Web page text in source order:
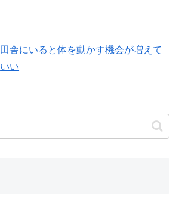
田舎にいると体を動かす機会が増えて
いい